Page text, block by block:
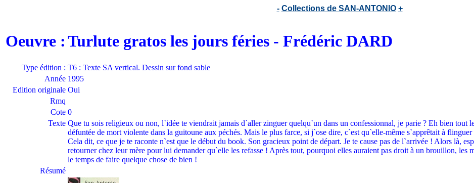
- Collections de SAN-ANTONIO +
Oeuvre :Turlute gratos les jours féries - Frédéric DARD
Type édition : T6 : Texte SA vertical. Dessin sur fond sable
Année 1995
Edition originale Oui
Rmq
Cote 0
Texte Que tu sois religieux ou non, l`idée te viendrait jamais d`aller zinguer quelqu`un dans un confessionnal, je parie ? Eh bien tout
défuntée de mort violente dans la guitoune aux péchés. Mais le plus farce, si j`ose dire, c`est qu`elle-même s`apprêtait à
Cela dit, ce que je te raconte n`est que le début du book. Son gracieux point de départ. Je te cause pas de l`arrivée ! Alors là,
retourner chez leur mère pour lui demander qu`elle les refasse ! Après tout, pourquoi elles auraient pas droit à un brouillon, les
le temps de faire quelque chose de bien !
Résumé